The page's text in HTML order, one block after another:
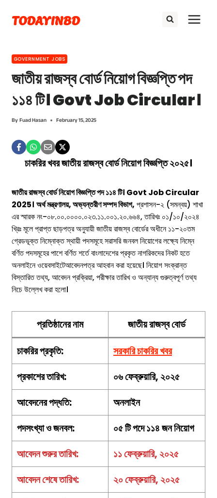
content
TODAYINBD
GOVERNMENT JOBS
জাতীয় রাজস্ব বোর্ড নিয়োগ বিজ্ঞপ্তি পদ
১১৪ টি। Govt Job Circular।
ByFuad Hasan February 15, 2025
চাকরির খবর জাতীয় রাজস্ব বোর্ড নিয়োগ বিজ্ঞপ্তি ২০২৫।
জাতীয় রাজস্ব বোর্ড নিয়োগ বিজ্ঞপ্তি পদ ১১৪ টি। Govt Job Circular
2025। অর্থ মন্ত্রণালয়, অভ্যন্তরীণ সম্পদ বিভাগ, প্রশাসন-২ (সমন্বয়) শাখা
এর স্মারক নং-০৮.০০.০০০০.০২৩.১১.০০১.২০.৬৬৪, তারিখঃ ০১/১০/২০২৪
খ্রিঃ মূলে প্রাপ্ত ছাড়পত্র অনুযায়ী জাতীয় রাজস্ব বোর্ডের অধীনে ১১-২০তম
গ্রেডভূক্ত নিম্নোক্ত স্থায়ী পদসমূহে সরাসরি জনবল নিয়োগের লক্ষ্যে নিম্নে
বর্ণিত পদসমূহের পাশে বর্ণিত শর্তে বাংলাদেশের প্রকৃত নাগরিকদের নিকট হতে
অনলাইনে ওয়েবসাইটেআবেদনপত্র আহবান করা হয়েছে। নিয়োগ সংক্রান্ত
বিস্তারিত তথ্য, আবেদন প্রক্রিয়া, পরীক্ষার তারিখ ও অন্যান্য গুরুত্বপূর্ণ তথ্য
নিচে উল্লেখ করা হলো।
প্রতিষ্ঠানের নাম
জাতীয় রাজস্ব বোর্ড
চাকরিরপ্রকৃতি:
সরকারি চাকরির খবর
প্রকাশের তারিখ:
০৬ ফেব্রুয়ারি, ২০২৫
আবেদনের পদ্ধতি:
অনলাইন
পদসংখ্যা ও জনবল:
০৫ টি পদে ১১৪ জন নিয়োগ
আবেদন শুরুর তারিখ:
১১ ফেব্রুয়ারি, ২০২৫
আবেদন শেষে তারিখ:
২০ফেব্রুয়ারি, ২০২৫